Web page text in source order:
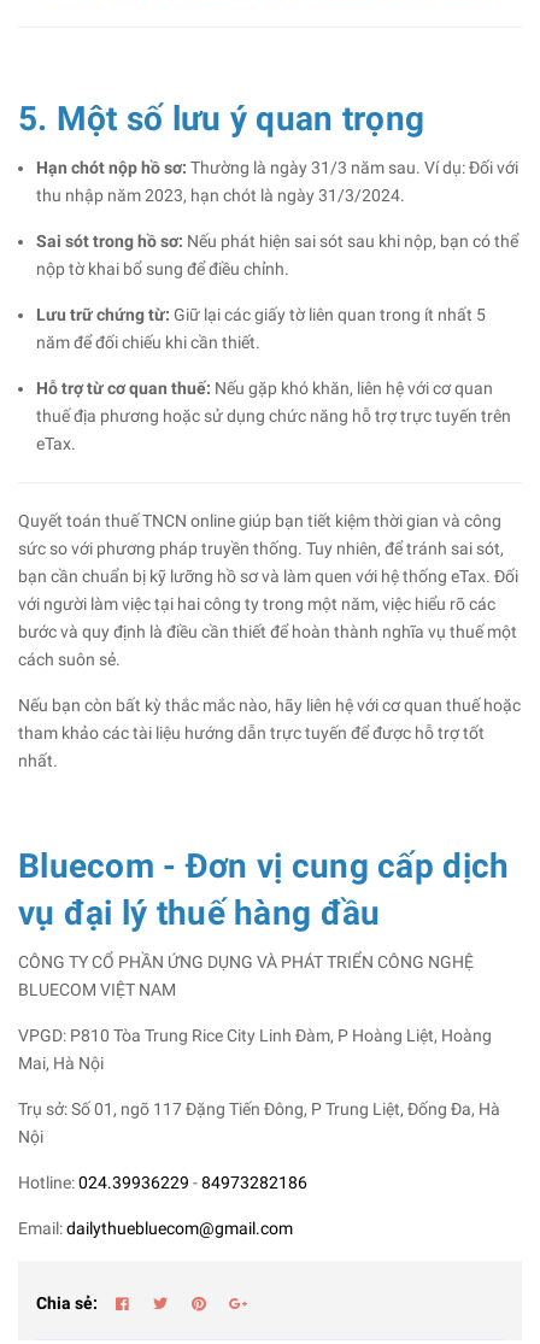
5. Một số lưu ý quan trọng
Hạn chót nộp hồ sơ: Thường là ngày 31/3 năm sau. Ví dụ: Đối với
thu nhập năm 2023, hạn chót là ngày 31/3/2024.
Sai sót trong hồ sơ: Nếu phát hiện sai sót sau khi nộp, bạn có thể
nộp tờ khai bổ sung để điều chỉnh.
Lưu trữ chứng từ: Giữ lại các giấy tờ liên quan trong ít nhất 5
năm để đối chiếu khi cần thiết.
Hỗ trợ từ cơ quan thuế: Nếu gặp khó khăn, liên hệ với cơ quan
thuế địa phương hoặc sử dụng chức năng hỗ trợ trực tuyến trên
eTax.
Quyết toán thuế TNCN online giúp bạn tiết kiệm thời gian và công
sức so với phương pháp truyền thống. Tuy nhiên, để tránh sai sót,
bạn cần chuẩn bị kỹ lưỡng hồ sơ và làm quen với hệ thống eTax. Đối
với người làm việc tại hai công ty trong một năm, việc hiểu rõ các
bước và quy định là điều cần thiết để hoàn thành nghĩa vụ thuế một
cách suôn sẻ.
Nếu bạn còn bất kỳ thắc mắc nào, hãy liên hệ với cơ quan thuế hoặc
tham khảo các tài liệu hướng dẫn trực tuyến để được hỗ trợ tốt
nhất.
Bluecom - Đơn vị cung cấp dịch
vụ đại lý thuế hàng đầu
CÔNG TY CỔ PHẦN ỨNG DỤNG VÀ PHÁT TRIỂN CÔNG NGHỆ
BLUECOM VIỆT NAM
VPGD: P810 Tòa Trung Rice City Linh Đàm, P Hoàng Liệt, Hoàng
Mai, Hà Nội
Trụ sở: Số 01, ngõ 117 Đặng Tiến Đông, P Trung Liệt, Đống Đa, Hà
Nội
Hotline:024.39936229 -84973282186
Email:dailythuebluecom@gmail.com
Chia sẻ: